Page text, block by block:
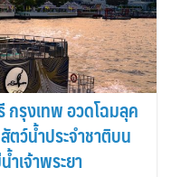
รุงเทพ อวดโฉมลุค
ตว์น้ำประจำชาติบน
เจ้าพระยา